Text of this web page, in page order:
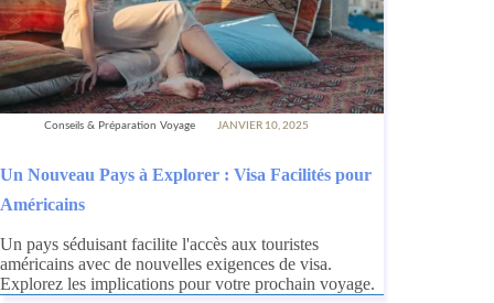
Conseils & Préparation Voyage JANVIER 10, 2025
Un Nouveau Pays à Explorer : Visa Facilités pour
Américains
Un pays séduisant facilite l'accès aux touristes
américains avec de nouvelles exigences de visa.
Explorez les implications pour votre prochain voyage.